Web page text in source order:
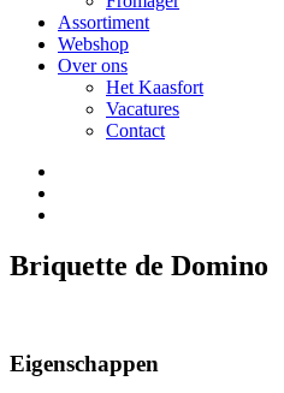
Assortiment
Webshop
Over ons
Het Kaasfort
Vacatures
Contact
Briquette de Domino
Eigenschappen